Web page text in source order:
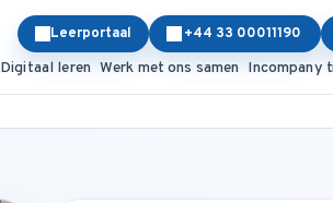
Leerportaal +44 33 00011190
Digitaal leren Werk met ons samen Incompany